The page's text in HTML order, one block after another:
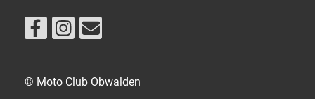
© Moto Club Obwalden